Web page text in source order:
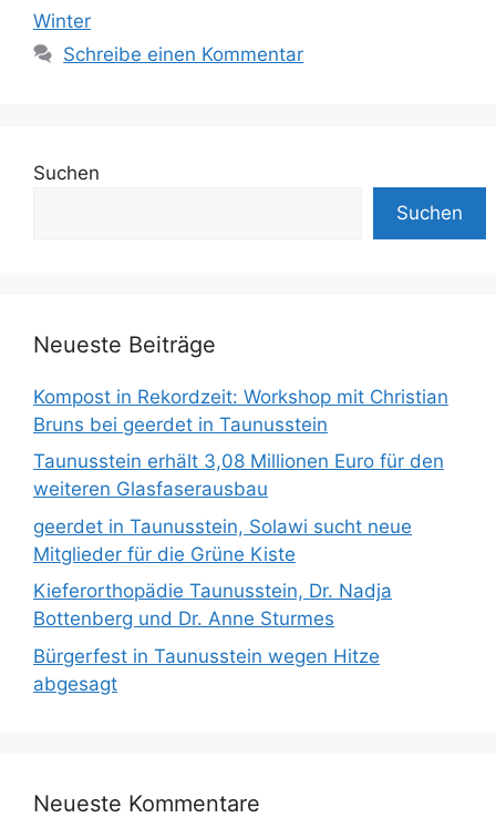
Winter
Schreibe einen Kommentar
Suchen
Suchen
Neueste Beiträge
Kompost in Rekordzeit: Workshop mit Christian
Bruns bei geerdet in Taunusstein
Taunusstein erhält 3,08 Millionen Euro für den
weiteren Glasfaserausbau
geerdet in Taunusstein, Solawi sucht neue
Mitglieder für die Grüne Kiste
Kieferorthopädie Taunusstein, Dr. Nadja
Bottenberg und Dr. Anne Sturmes
Bürgerfest in Taunusstein wegen Hitze
abgesagt
Neueste Kommentare